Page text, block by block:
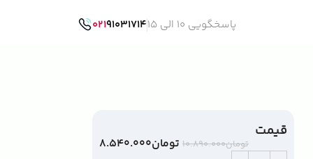
پاسخگویی 10 الی 15 02191031714
قیمت
تومان۱۰.۸۹۰.۰۰۰ تومان۸.۵۴۰.۰۰۰